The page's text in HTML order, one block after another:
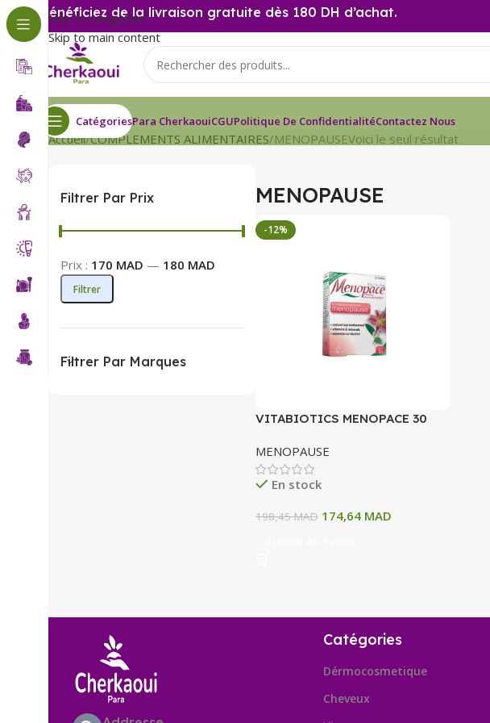
Skip to navigation
Skip to main content
Bénéficiez de la livraison gratuite dès 180 DH d’achat.
CatégoriesPara CherkaouiCGUPolitique De ConfidentialitéContactez Nous
Accueil COMPLEMENTS ALIMENTAIRES MENOPAUSEVoici le seul résultat
Filtrer Par Prix
Filtrer
Prix : 170 MAD — 180 MAD
Filtrer Par Marques
MENOPAUSE
-12%
VITABIOTICS MENOPACE 30
MENOPAUSE
En stock
198,45MAD 174,64 MAD
Catégories
Dérmocosmetique
Cheveux